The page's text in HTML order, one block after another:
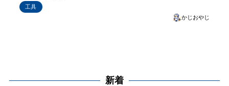
工具
かじおやじ
新着